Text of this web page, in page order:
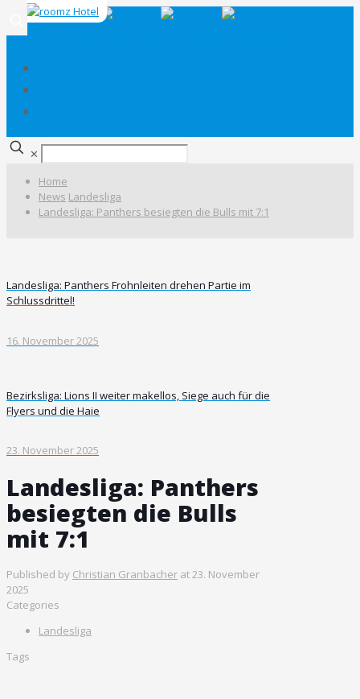
✕
Home
News Landesliga
Landesliga: Panthers besiegten die Bulls mit 7:1
Landesliga: Panthers Frohnleiten drehen Partie im
Schlussdrittel!
16. November 2025
Bezirksliga: Lions II weiter makellos, Siege auch für die
Flyers und die Haie
23. November 2025
Landesliga: Panthers
besiegten die Bulls
mit 7:1
Published by Christian Granbacher at23. November
2025
Categories
Landesliga
Tags